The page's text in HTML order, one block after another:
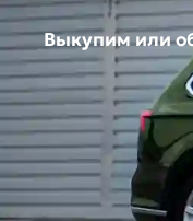
Выкупим или